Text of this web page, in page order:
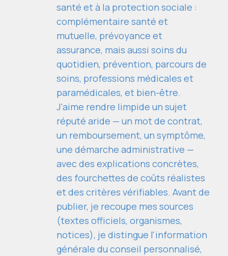
santé et à la protection sociale :
complémentaire santé et
mutuelle, prévoyance et
assurance, mais aussi soins du
quotidien, prévention, parcours de
soins, professions médicales et
paramédicales, et bien-être.
J'aime rendre limpide un sujet
réputé aride — un mot de contrat,
un remboursement, un symptôme,
une démarche administrative —
avec des explications concrètes,
des fourchettes de coûts réalistes
et des critères vérifiables. Avant de
publier, je recoupe mes sources
(textes officiels, organismes,
notices), je distingue l'information
générale du conseil personnalisé,